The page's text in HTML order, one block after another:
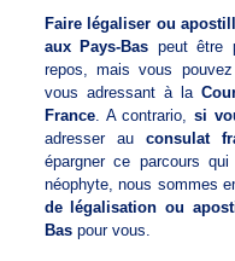
Faire légaliser ou
aux Pays-Bas peut être
repos, mais vous
vous adressant à la
France. A contrario,si
adresser au consulat
épargner ce parcours
néophyte, nous sommes
de légalisation ou
Baspour vous.